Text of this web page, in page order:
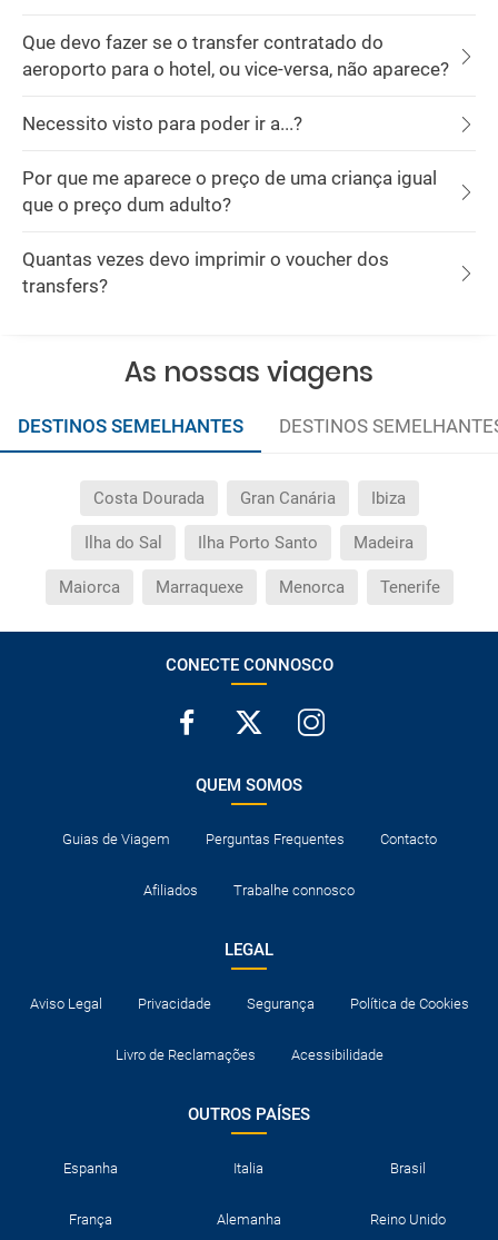
Que devo fazer se o transfer contratado do
aeroporto para o hotel, ou vice-versa, não aparece?
Necessito visto para poder ir a...?
Por que me aparece o preço de uma criança igual
que o preço dum adulto?
Quantas vezes devo imprimir o voucher dos
transfers?
As nossas viagens
DESTINOS SEMELHANTES DESTINOS
Costa Dourada Gran Canária Ibiza
Ilha do Sal Ilha Porto Santo Madeira
Maiorca Marraquexe Menorca Tenerife
CONECTE CONNOSCO
QUEM SOMOS
Guias de Viagem Perguntas Frequentes Contacto
Afiliados Trabalhe connosco
LEGAL
Aviso Legal Privacidade Segurança Política de Cookies
Livro de Reclamações Acessibilidade
OUTROS PAÍSES
Espanha Italia Brasil
França Alemanha Reino Unido